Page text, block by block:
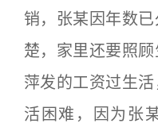
销，张某因年数
楚，家里还要照
萍发的工资过生
活困难，因为张